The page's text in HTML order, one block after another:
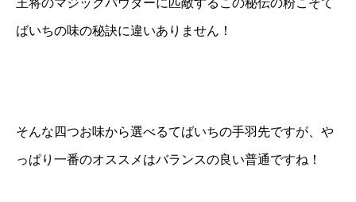
王将のマジックパウダーに匹敵するこの秘伝の粉こそて
ばいちの味の秘訣に違いありません！
そんな四つお味から選べるてばいちの手羽先ですが、や
っぱり一番のオススメはバランスの良い普通ですね！